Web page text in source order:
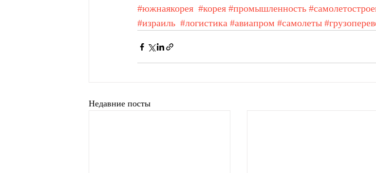
#южнаякорея #корея #промышленность
#израиль #логистика #авиапром #самолеты
Недавние посты